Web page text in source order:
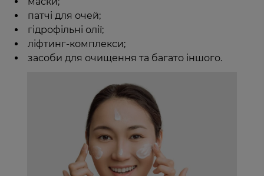
патчі для очей;
гідрофільні олії;
ліфтинг-комплекси;
засоби для очищення та багато іншого.